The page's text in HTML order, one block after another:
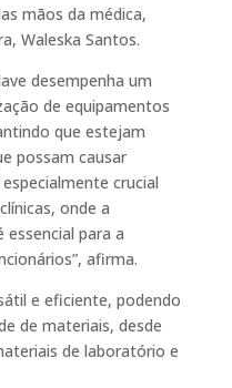
mãos da médica,
Waleska Santos.
desempenha um
de equipamentos
que estejam
possam causar
crucial
onde a
para a
afirma.
e eficiente, podendo
de materiais, desde
de laboratório e